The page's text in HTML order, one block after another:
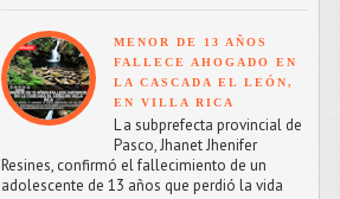
MENOR DE 13 AÑOS
FALLECE AHOGADO EN
LA CASCADA EL LEÓN,
EN VILLA RICA
L a subprefecta provincial de
Pasco, Jhanet Jhenifer
Resines, confirmó el fallecimiento de un
adolescente de 13 años que perdió la vida